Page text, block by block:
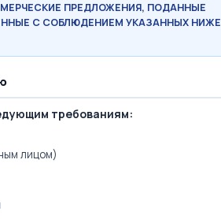
ПРЕДЛОЖЕНИЯ, ПОДАННЫЕ
С СОБЛЮДЕНИЕМ УКАЗАННЫХ НИЖЕ
требованиям:
лицом)